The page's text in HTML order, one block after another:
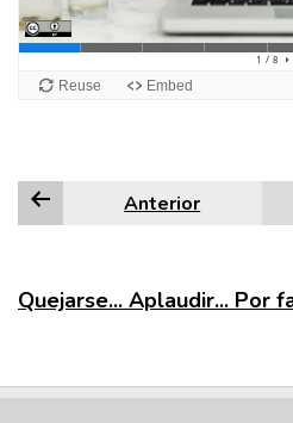
Anterior
Quejarse... Aplaudir... Por